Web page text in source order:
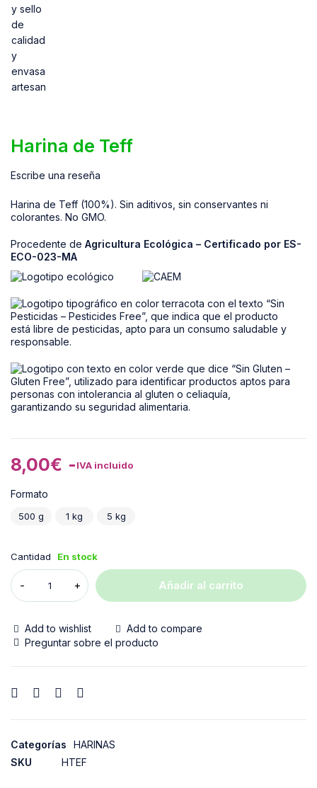
Harina de Teff
Escribe una reseña
Harina de Teff (100%). Sin aditivos, sin conservantes ni
colorantes. No GMO.
Procedente de Agricultura Ecológica – Certificado por ES-
ECO-023-MA
8,00€ -IVA incluido
Formato
500 g 1 kg 5 kg
Cantidad En stock
Añadir al carrito
Add to wishlist
Add to compare
Preguntar sobre el producto
Categorías
HARINAS
SKU
HTEF